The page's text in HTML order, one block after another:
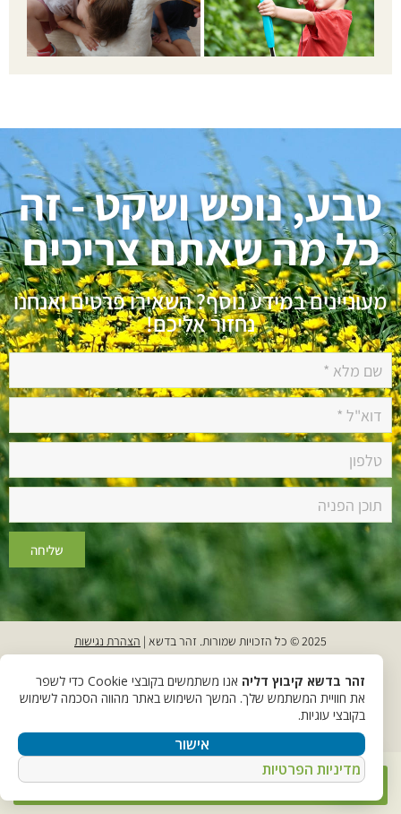
טבע, נופש ושקט - זה
כל מה שאתם צריכים
מעוניינים במידע נוסף? השאירו פרטים ואנחנו
נחזור אליכם!
שליחה
2025 © כל הזכויות שמורות. זהר בדשא |
הצהרת נגישות
תקנון אירוח
תנאי ביטול
הזמנות אונליין
זהר בדשא קיבוץ דליה
אנו משתמשים בקובצי Cookie כדי לשפר
את חוויית המשתמש שלך. המשך השימוש באתר מהווה הסכמה לשימוש
בקובצי עוגיות.
אישור
מדיניות הפרטיות